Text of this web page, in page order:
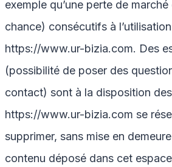
exemple qu’une perte de marché
chance) consécutifs à
https://www.ur-bizia.com. Des
(possibilité de poser des
contact) sont à la disposition
https://www.ur-bizia.com se
supprimer, sans mise en
contenu déposé dans cet